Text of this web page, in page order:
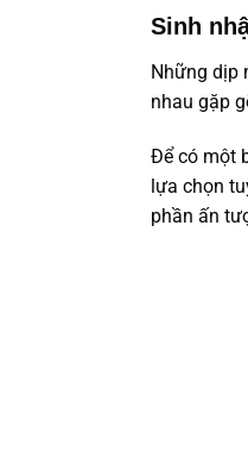
Sinh
Những dịp
nhau gặp
Để có một
lựa chọn
phần ấn